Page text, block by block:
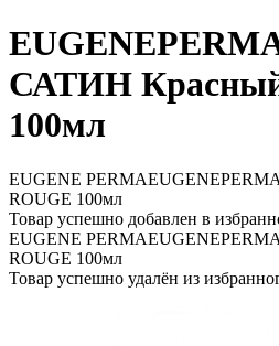
САТИН
100мл
EUGENE
ROUGE 100мл
Товар успешно добавлен в
EUGENE
ROUGE 100мл
Товар успешно удалён из